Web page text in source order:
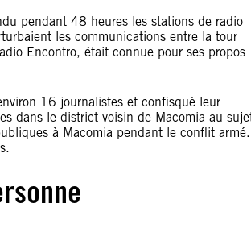
pendant 48 heures les stations de radio
les communications entre la tour
Encontro, était connue pour ses propos
16 journalistes et confisqué leur
dans le district voisin de Macomia au
à Macomia pendant le conflit armé.